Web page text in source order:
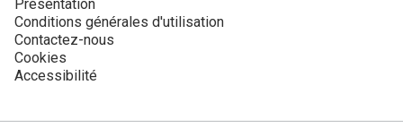
Présentation
Conditions générales d'utilisation
Contactez-nous
Cookies
Accessibilité